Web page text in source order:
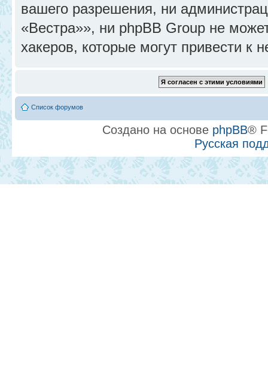
вашего разрешения, ни
«Вестра»», ни phpBB Group не
хакеров, которые могут привести к
Список форумов
Создано на основе phpBB®
Русская